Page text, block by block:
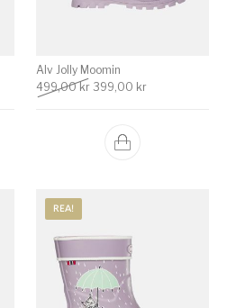
var: 499,00 kr.
priset är: 399,00 kr.
Alv Jolly Moomin
499,00kr Det ursprungliga priset
399,00 krDet
REA!